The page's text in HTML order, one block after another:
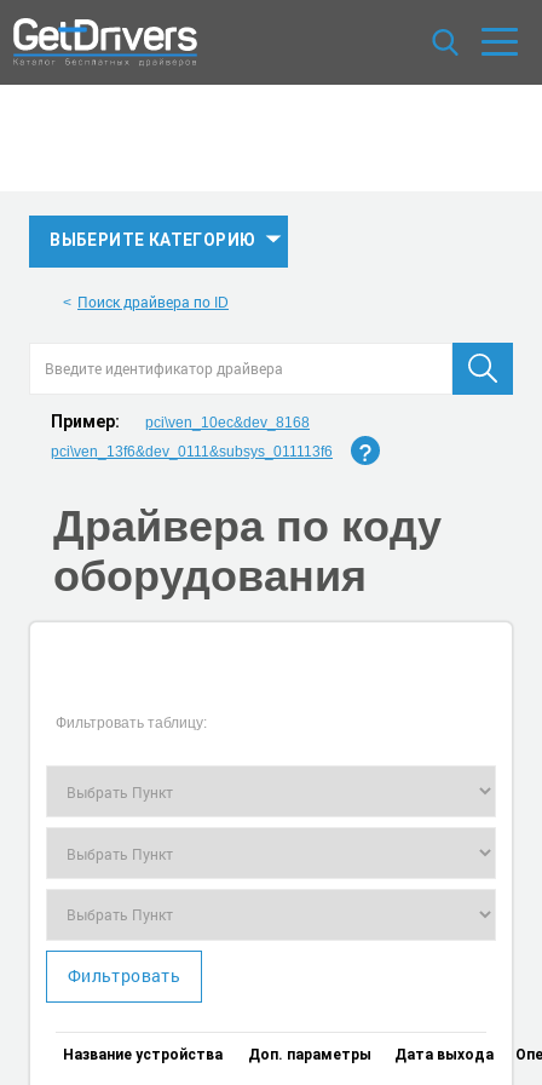
ВЫБЕРИТЕ КАТЕГОРИЮ
Поиск драйвера по ID
Пример:
pci\ven_10ec&dev_8168
pci\ven_13f6&dev_0111&subsys_011113f6
Драйвера по коду
оборудования
Фильтровать таблицу:
Фильтровать
Название устройства Доп. параметры Дата выхода